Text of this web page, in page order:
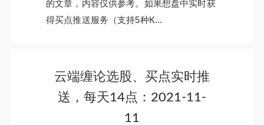
的文章，内容仅供参考。如果想盘中实时获
得买点推送服务（支持5种K...
云端缠论选股、买点实时推
送，每天14点：2021-11-
11